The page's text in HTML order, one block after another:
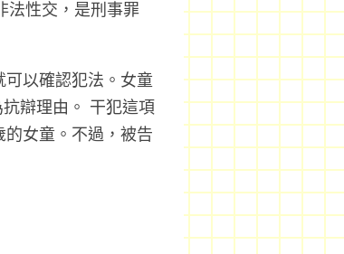
法性交，是刑事罪
以確認犯法。女童
辯理由。 干犯這項
女童。不過，被告